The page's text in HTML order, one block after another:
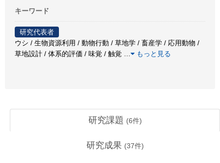
キーワード
研究代表者
ウシ / 生物資源利用 / 動物行動 / 草地学 / 畜産学 / 応用動物 /
草地設計 / 体系的評価 / 味覚 / 触覚
もっと見る
研究課題 (6件)
研究成果 (37件)